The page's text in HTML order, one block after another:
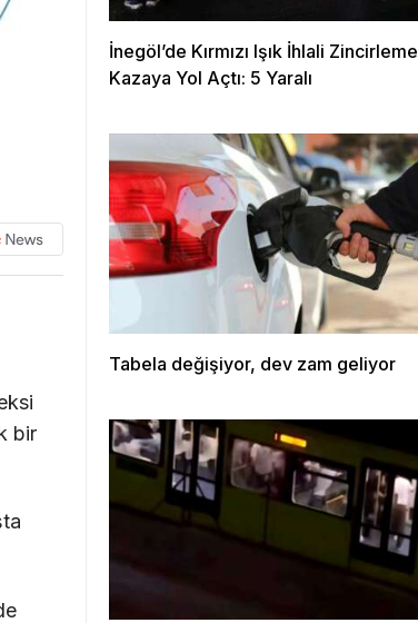
bir
İnegöl’de Kırmızı Işık İhlali Zincirleme
Kazaya Yol Açtı: 5 Yaralı
Tabela değişiyor, dev zam geliyor